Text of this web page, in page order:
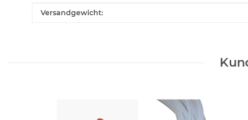
Produkteigenschaft
Wert
Versandgewicht: